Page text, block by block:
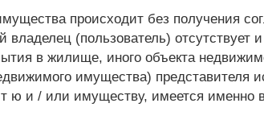
происходит без получения
(пользователь) отсутствует
в жилище, иного объекта
имущества) представителя
ю и / или имуществу, имеется именно